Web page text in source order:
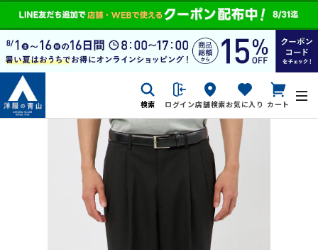
検索 ログイン店舗検索お気に入り カート